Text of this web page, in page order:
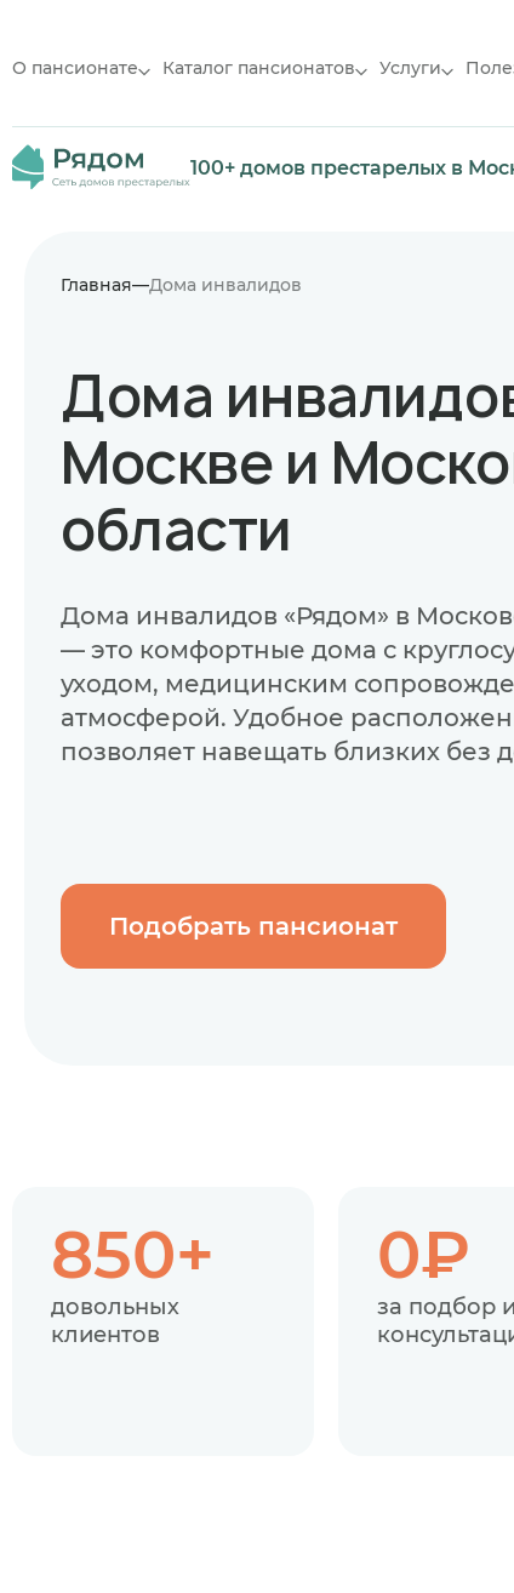
О пансионате Каталог пансионатов Услуги
100+ домов престарелых в
Главная Дома инвалидов
Дома
Москве и
области
Дома инвалидов «Рядом» в
— это комфортные дома с
уходом, медицинским
атмосферой. Удобное
позволяет навещать близких без
Подобрать пансионат
850+
довольных
клиентов
0₽
за подбор и